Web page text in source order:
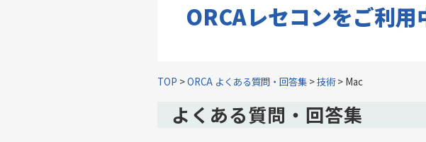
ORCAレセコンをご利用
TOP >ORCA よくある質問・回答集 >技術> Mac
よくある質問・回答集